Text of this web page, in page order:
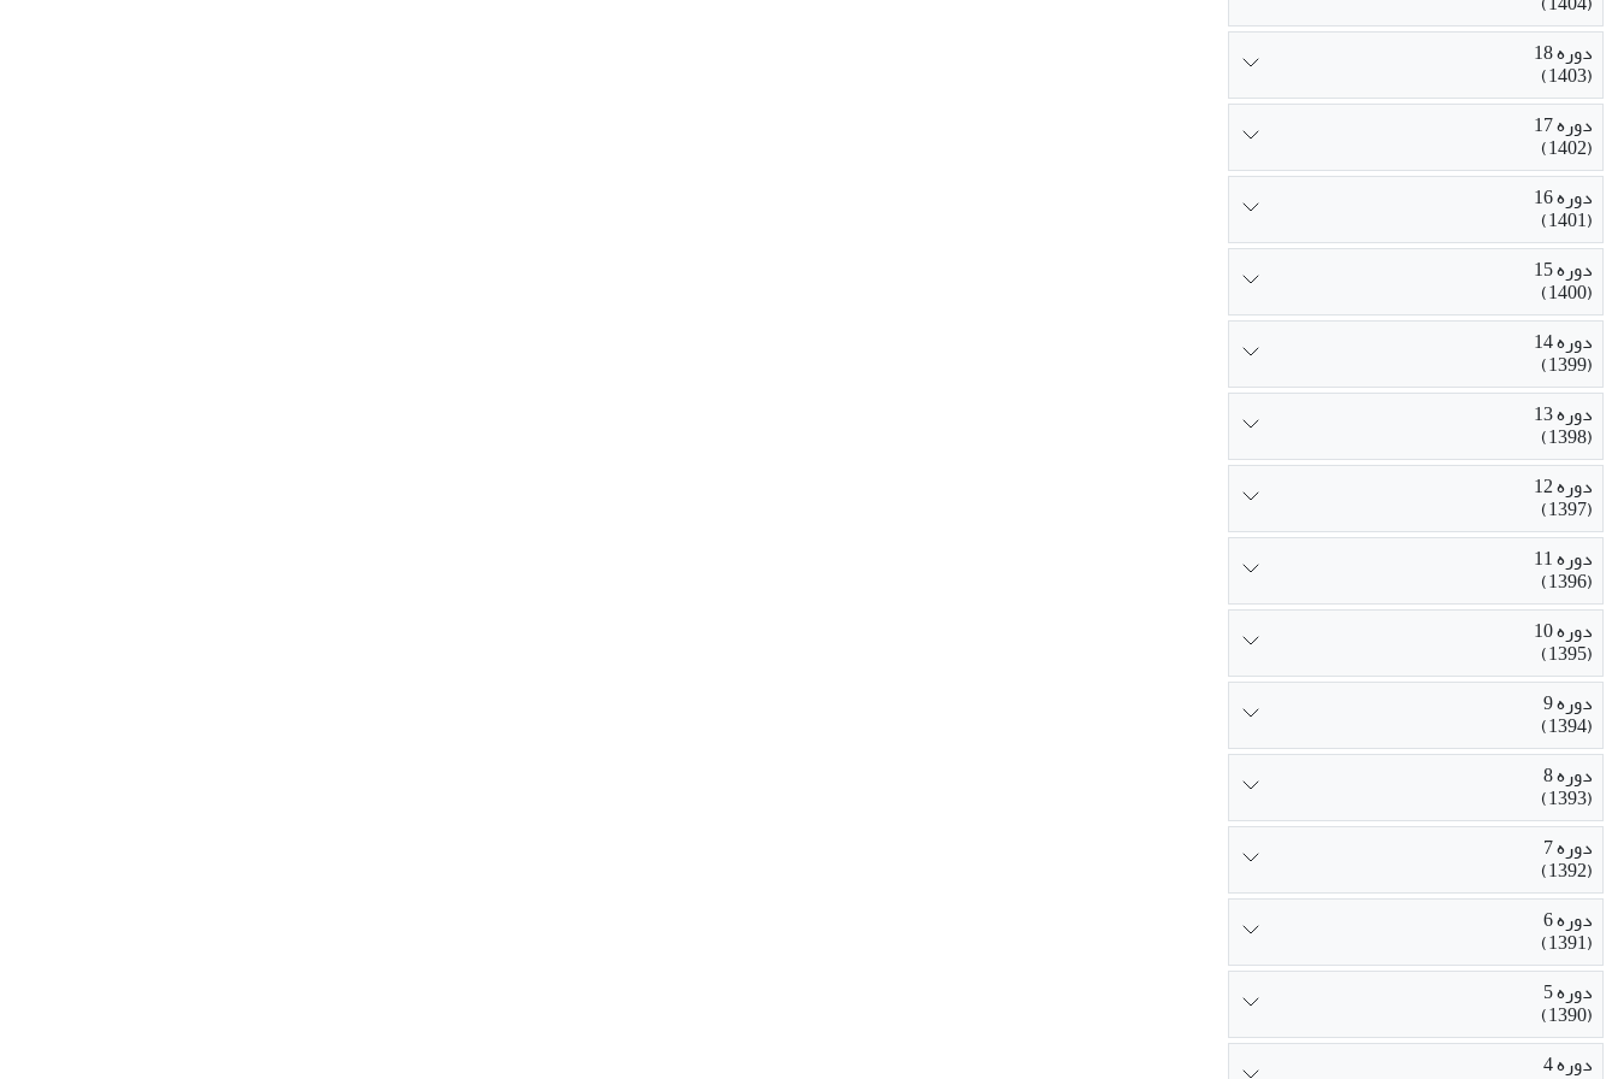
دوره 18
(1403)
دوره 17
(1402)
دوره 16
(1401)
دوره 15
(1400)
دوره 14
(1399)
دوره 13
(1398)
دوره 12
(1397)
دوره 11
(1396)
دوره 10
(1395)
دوره 9
(1394)
دوره 8
(1393)
دوره 7
(1392)
دوره 6
(1391)
دوره 5
(1390)
دوره 4